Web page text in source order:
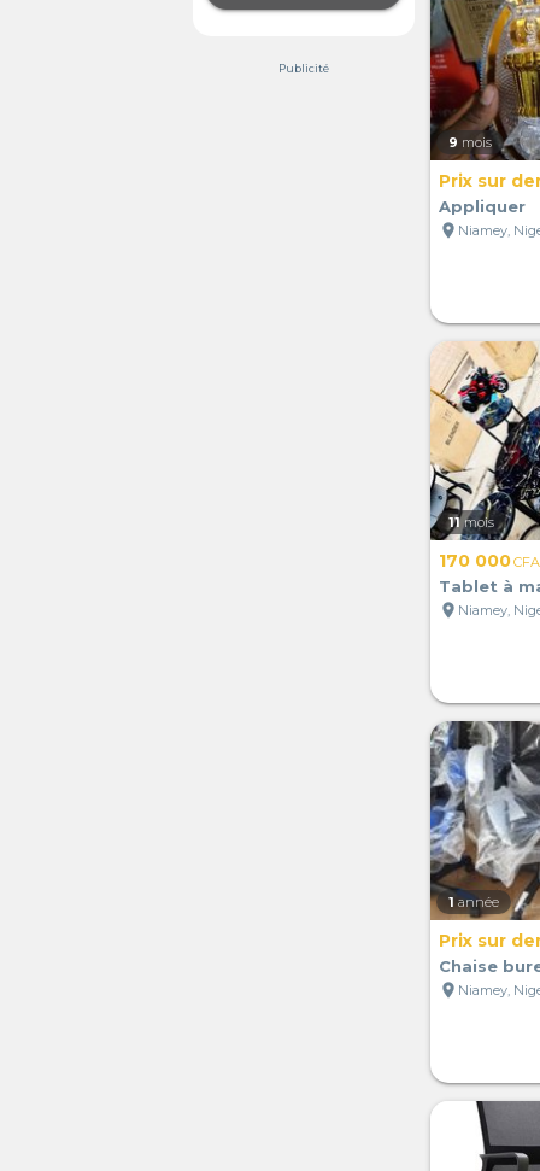
Publicité
9 mois
Prix sur
Appliquer
location_on Niamey,
11 mois
170 000CFA
Tablet à
location_on Niamey,
1 année
Prix sur
Chaise
location_on Niamey,